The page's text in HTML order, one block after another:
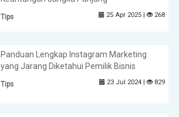
Tips 25 Apr 2025 | 268
Panduan Lengkap Instagram Marketing
yang Jarang Diketahui Pemilik Bisnis
Tips 23 Jul 2024 | 829